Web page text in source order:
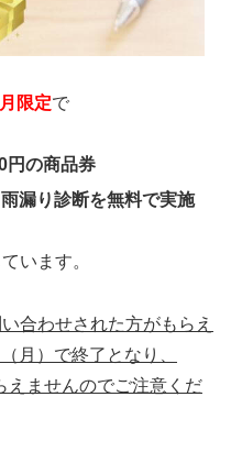
限定で
円の商品券
漏り診断を無料で実施
います。
合わせされた方がもらえ
月）で終了となり、
えませんのでご注意くだ